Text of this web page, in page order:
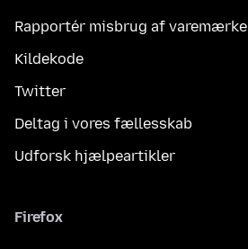
Rapportér misbrug af varemærke
Kildekode
Twitter
Deltag i vores fællesskab
Udforsk hjælpeartikler
Firefox